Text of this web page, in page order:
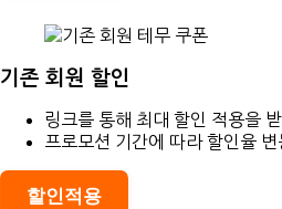
기존 회원 할인
링크를 통해 최대 할인 적용을
프로모션 기간에 따라 할인율 변
할인적용